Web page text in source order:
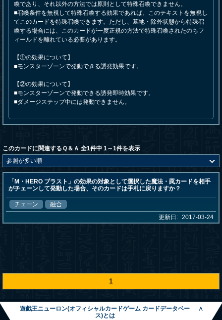
喚であり、それ以外の方法では原則として特殊召喚できません。
■召喚条件を無視して特殊召喚する効果であれば、このテキストを無視し
てこのカードを特殊召喚できます。ただし、墓地・除外状態から特殊召
喚する場合には、このカードが一度正規の方法で特殊召喚されたのちフ
ィールドを離れている必要があります。
【①の効果について】
■モンスターゾーンで発動できる誘発効果です。
【②の効果について】
■モンスターゾーンで発動できる誘発即時効果です。
■ダメージステップ中には発動できません。
このカードに関連するＱ＆Ａ 全1件中 1～1件を表示
「M・HERO ブラスト」の効果の対象として選択した魔法・罠カードを相手
がチェーンして発動した場合、そのカードは手札に戻りますか？
チェーン
融合
更新日: 2017-03-24
1
遊戯王ニューロン(オフィシャルカードゲーム カードデータベー
ス)とは
∧